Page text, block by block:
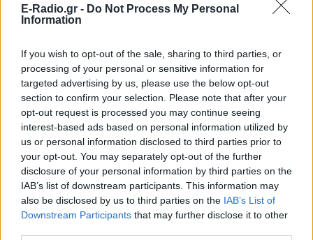
E-Radio.gr - Do Not Process My Personal
Information
If you wish to opt-out of the sale, sharing to third parties, or
processing of your personal or sensitive information for
targeted advertising by us, please use the below opt-out
section to confirm your selection. Please note that after your
opt-out request is processed you may continue seeing
interest-based ads based on personal information utilized by
us or personal information disclosed to third parties prior to
your opt-out. You may separately opt-out of the further
disclosure of your personal information by third parties on the
IAB’s list of downstream participants. This information may
also be disclosed by us to third parties on the IAB’s List of
Downstream Participants that may further disclose it to other
ΔΕΙΤΕ ΕΠΙΣΗΣ